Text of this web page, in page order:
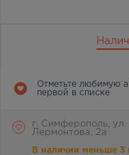
Отметьте любимую
первой в списке
г. Симферополь, ул.
Лермонтова, 2а
В наличии меньше 3